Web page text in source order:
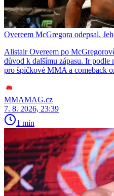
Overeem McGregora odepsal.
Alistair Overeem po
důvod k dalšímu zápasu. Ir podle
pro špičkové MMA a comeback
MMAMAG.cz
7. 8. 2026, 23:39
1 min